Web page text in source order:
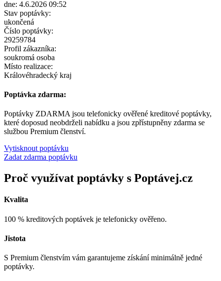
dne: 4.6.2026 09:52
Stav poptávky:
ukončená
Číslo poptávky:
29259784
Profil zákazníka:
soukromá osoba
Místo realizace:
Královéhradecký kraj
Poptávka zdarma:
Poptávky ZDARMA jsou telefonicky ověřené kreditové poptávky,
které doposud neobdrželi nabídku a jsou zpřístupněny zdarma se
službou Premium členství.
Vytisknout poptávku
Zadat zdarma poptávku
Proč využívat poptávky s Poptávej.cz
Kvalita
100 % kreditových poptávek je telefonicky ověřeno.
Jistota
S Premium členstvím vám garantujeme získání minimálně jedné
poptávky.